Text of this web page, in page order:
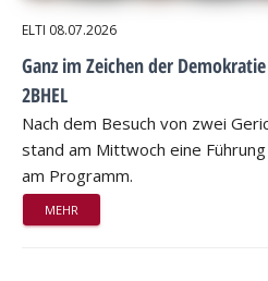
ELTI 08.07.2026
Ganz im Zeichen der
2BHEL
Nach dem Besuch von zwei
stand am Mittwoch eine
am Programm.
MEHR